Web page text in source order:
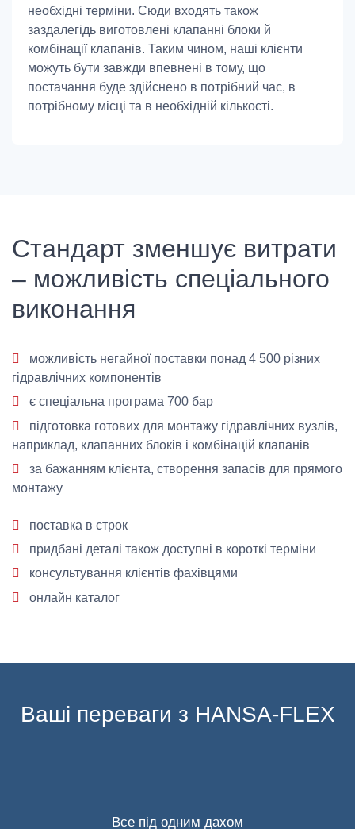
необхідні терміни. Сюди входять також
заздалегідь виготовлені клапанні блоки й
комбінації клапанів. Таким чином, наші клієнти
можуть бути завжди впевнені в тому, що
постачання буде здійснено в потрібний час, в
потрібному місці та в необхідній кількості.
Стандарт зменшує витрати
– можливість спеціального
виконання
можливість негайної поставки понад 4 500 різних
гідравлічних компонентів
є спеціальна програма 700 бар
підготовка готових для монтажу гідравлічних вузлів,
наприклад, клапанних блоків і комбінацій клапанів
за бажанням клієнта, створення запасів для прямого
монтажу
поставка в строк
придбані деталі також доступні в короткі терміни
консультування клієнтів фахівцями
онлайн каталог
Ваші переваги з HANSA-FLEX
Все під одним дахом